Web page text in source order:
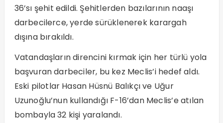
36’sı şehit edildi. Şehitlerden bazılarının naaşı
darbecilerce, yerde sürüklenerek karargah
dışına bırakıldı.
Vatandaşların direncini kırmak için her türlü yola
başvuran darbeciler, bu kez Meclis’i hedef aldı.
Eski pilotlar Hasan Hüsnü Balıkçı ve Uğur
Uzunoğlu’nun kullandığı F-16’dan Meclis’e atılan
bombayla 32 kişi yaralandı.